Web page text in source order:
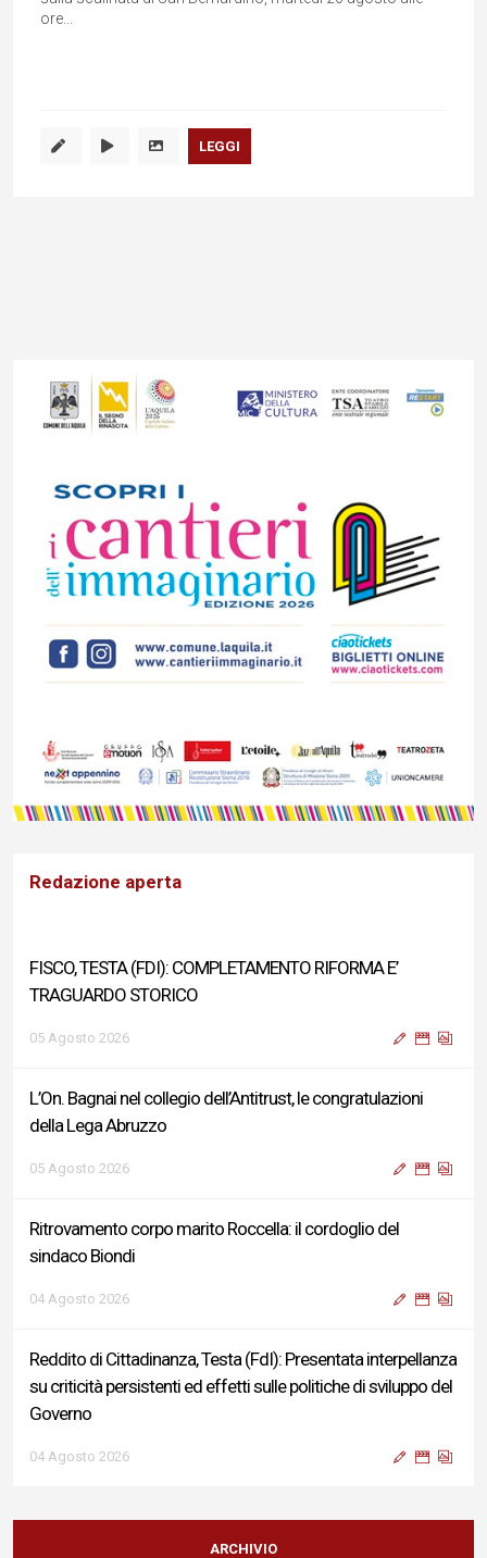
ore...
LEGGI
Redazione aperta
FISCO, TESTA (FDI): COMPLETAMENTO RIFORMA E’
TRAGUARDO STORICO
05 Agosto 2026
L’On. Bagnai nel collegio dell’Antitrust, le congratulazioni
della Lega Abruzzo
05 Agosto 2026
Ritrovamento corpo marito Roccella: il cordoglio del
sindaco Biondi
04 Agosto 2026
Reddito di Cittadinanza, Testa (FdI): Presentata interpellanza
su criticità persistenti ed effetti sulle politiche di sviluppo del
Governo
04 Agosto 2026
Sigismondi, Liris e Testa: “Profondo cordoglio e vicinanza al
Ministro Roccella e alla sua famiglia”
ARCHIVIO